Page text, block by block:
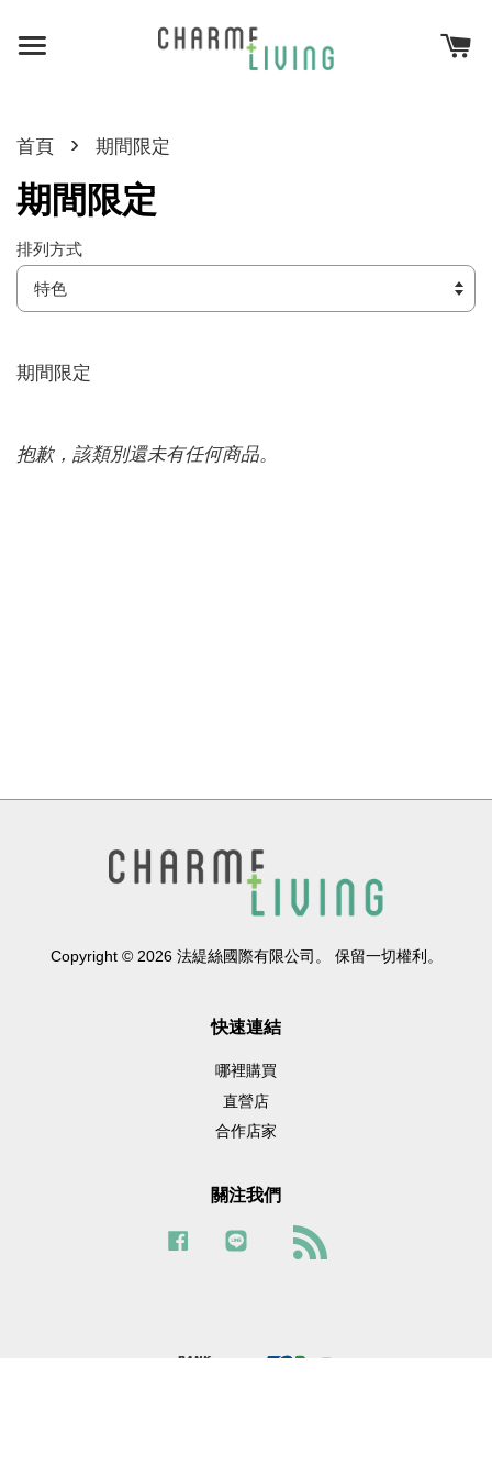
首頁 › 期間限定
期間限定
排列方式
期間限定
抱歉，該類別還未有任何商品。
Copyright © 2026 法緹絲國際有限公司。 保留一切權利。
快速連結
哪裡購買
直營店
合作店家
關注我們
Facebook